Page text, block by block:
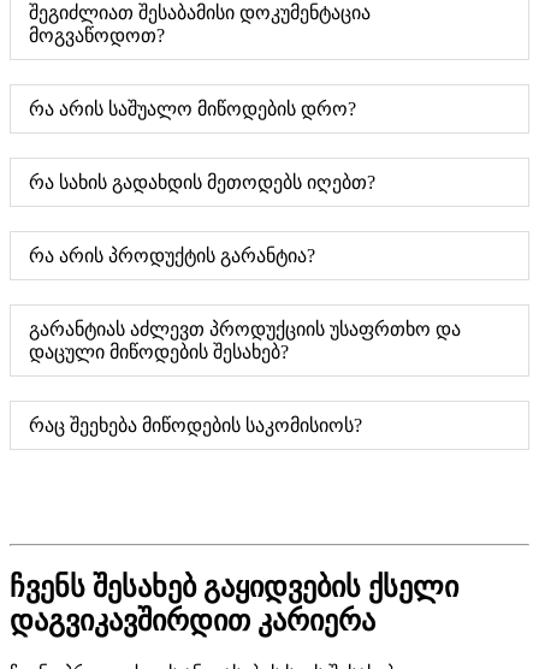
შეგიძლიათ შესაბამისი დოკუმენტაცია
მოგვაწოდოთ?
რა არის საშუალო მიწოდების დრო?
რა სახის გადახდის მეთოდებს იღებთ?
რა არის პროდუქტის გარანტია?
გარანტიას აძლევთ პროდუქციის უსაფრთხო და
დაცული მიწოდების შესახებ?
რაც შეეხება მიწოდების საკომისიოს?
ჩვენს შესახებ გაყიდვების ქსელი
დაგვიკავშირდით კარიერა